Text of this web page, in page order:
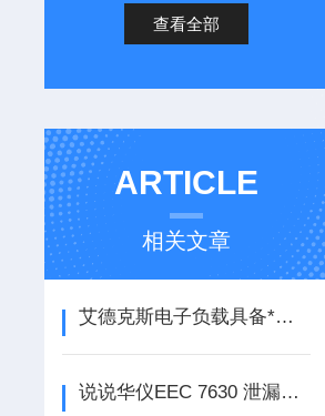
查看全部
ARTICLE
相关文章
艾德克斯电子负载具备*的保护功能
说说华仪EEC 7630 泄漏电流测试仪的安全操作方法